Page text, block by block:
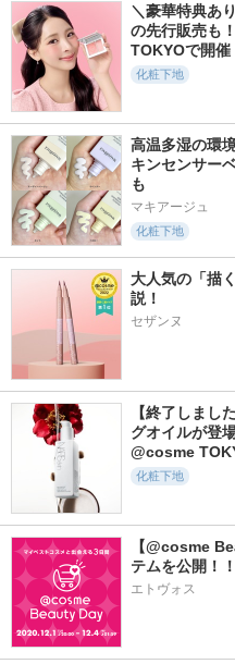
ディオール コスメデ
5.5
20292件
ライトリフレクティ
ングセッティングパ
ウダー プレスト N
NARS
5.2
メイク
コーセー
5.6
8641件
フォーエヴァー ス
キン コレクト コン
シーラー
ディオール
ＮＥＯ
マキアー
5.6
2654件
ニベアUV ディープ
プロテクト＆ケア
ジェル
KANEBO
＼豪華特典あ
の先行販売も
TOKYOで開催
化粧下地
高温多湿の環
キンセンサー
も
マキアージュ
化粧下地
大人気の「描
説！
セザンヌ
【終了しまし
グオイルが登
@cosme
化粧下地
【@cosme
テムを公開！！
エトヴォス